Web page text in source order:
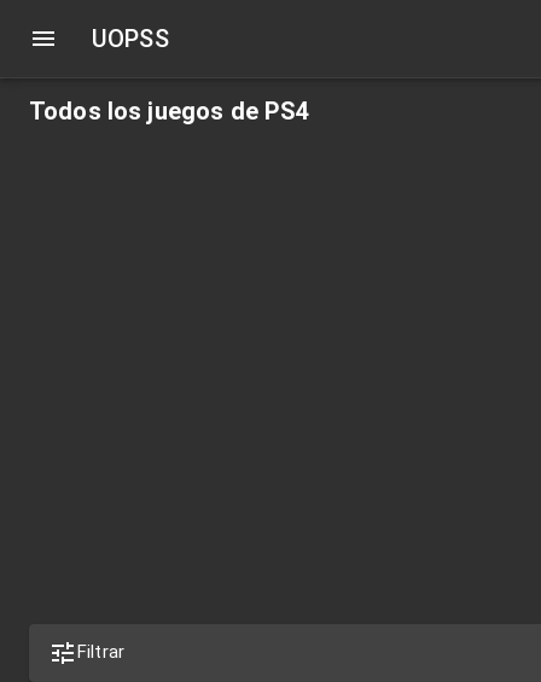
UOPSS
Todos los juegos de PS4
Filtrar